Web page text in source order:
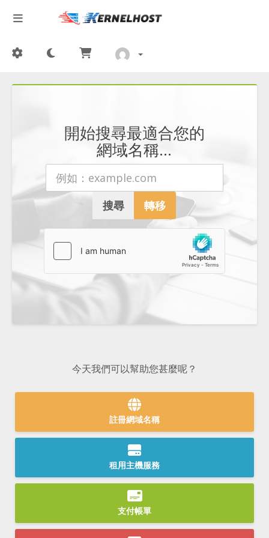
開始搜尋最適合您的
網域名稱...
今天我們可以幫助您甚麼呢？
註冊網域名稱
租用主機服務
支付帳單